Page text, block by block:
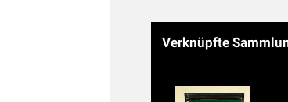
Verknüpfte